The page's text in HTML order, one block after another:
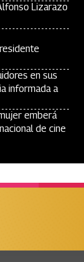
Lizarazo
en sus
informada a
emberá
de cine